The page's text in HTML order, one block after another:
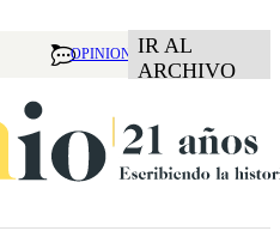
OPINION IR AL
ARCHIVO